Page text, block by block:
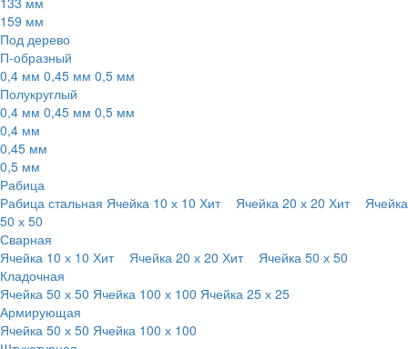
159 мм
Под дерево
П-образный
0,4 мм 0,45 мм 0,5 мм
Полукруглый
0,4 мм 0,45 мм 0,5 мм
0,4 мм
0,45 мм
0,5 мм
Рабица
Рабица стальная Ячейка 10 х 10 Хит Ячейка 20 х 20 Хит
Ячейка
50 х 50
Сварная
Ячейка 10 х 10 Хит Ячейка 20 х 20 Хит
Ячейка 50 х 50
Кладочная
Ячейка 50 х 50 Ячейка 100 х 100 Ячейка 25 х 25
Армирующая
Ячейка 50 х 50 Ячейка 100 х 100